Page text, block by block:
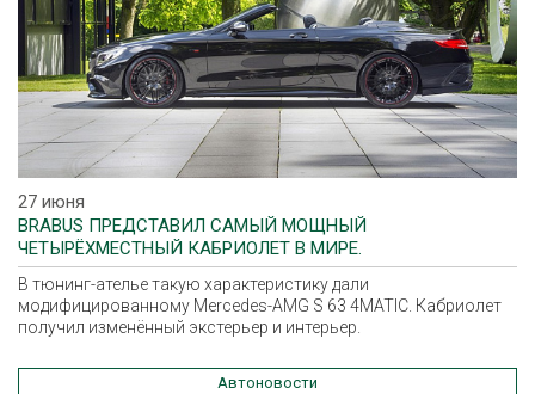
27 июня
BRABUS ПРЕДСТАВИЛ САМЫЙ МОЩНЫЙ
ЧЕТЫРЁХМЕСТНЫЙ КАБРИОЛЕТ В МИРЕ.
В тюнинг-ателье такую характеристику дали
модифицированному Mercedes-AMG S 63 4MATIC. Кабриолет
получил изменённый экстерьер и интерьер.
Автоновости